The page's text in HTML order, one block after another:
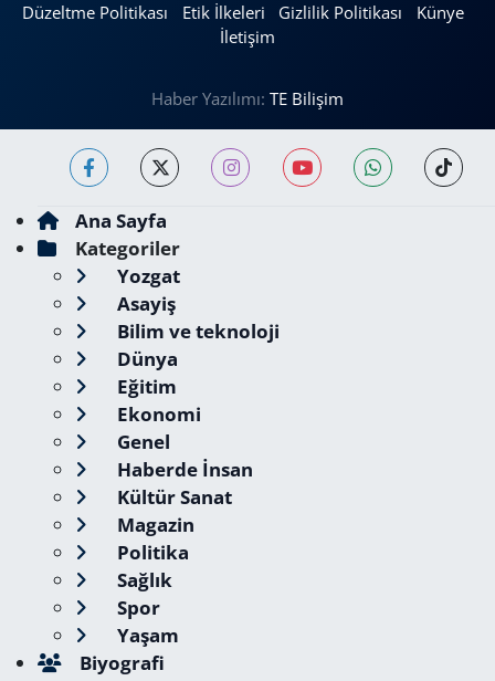
Düzeltme Politikası
Etik İlkeleri Gizlilik Politikası
Künye
İletişim
Haber Yazılımı: TE Bilişim
Ana Sayfa
Kategoriler
Yozgat
Asayiş
Bilim ve teknoloji
Dünya
Eğitim
Ekonomi
Genel
Haberde İnsan
Kültür Sanat
Magazin
Politika
Sağlık
Spor
Yaşam
Biyografi